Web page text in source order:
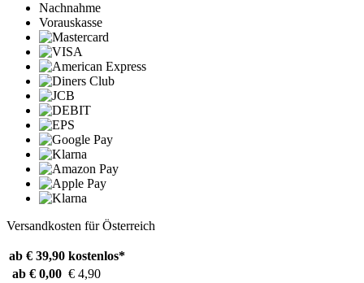
Nachnahme
Vorauskasse
Versandkosten für Österreich
ab € 39,90 kostenlos*
ab € 0,00 € 4,90